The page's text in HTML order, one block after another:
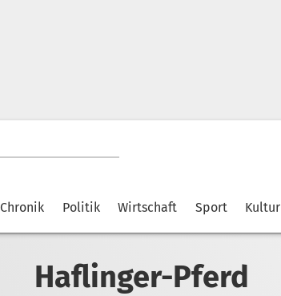
Chronik Politik Wirtschaft Sport Kultur
Haflinger-Pferd